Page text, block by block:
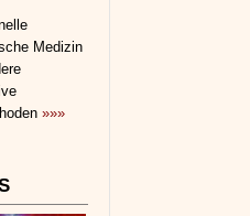
Medizin
»»»